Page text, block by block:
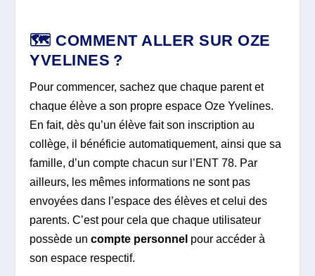
🗺️ COMMENT ALLER SUR OZE
YVELINES ?
Pour commencer, sachez que chaque parent et
chaque élève a son propre espace Oze Yvelines.
En fait, dès qu’un élève fait son inscription au
collège, il bénéficie automatiquement, ainsi que sa
famille, d’un compte chacun sur l’ENT 78. Par
ailleurs, les mêmes informations ne sont pas
envoyées dans l’espace des élèves et celui des
parents. C’est pour cela que chaque utilisateur
possède uncompte personnel pour accéder à
son espace respectif.